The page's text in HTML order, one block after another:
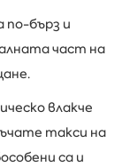
по-бърз и
част на
влакче
такси на
са и